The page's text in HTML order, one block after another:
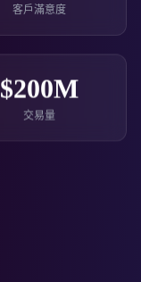
客戶滿意度
$200M
交易量